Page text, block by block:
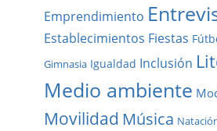
Emprendimiento
Establecimientos Fiestas
Gimnasia Igualdad Inclusión
Medio ambiente
Movilidad Música